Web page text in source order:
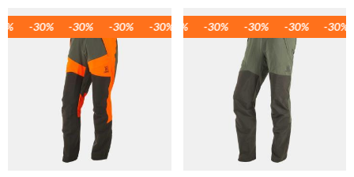
-30% -30% -30% -30% -30% -30% -30% -30% -
-30% -30% -30% -30% -30% -30% -30% -30%